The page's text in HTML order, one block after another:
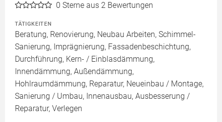
0 Sterne aus 2 Bewertungen
TÄTIGKEITEN
Beratung, Renovierung, Neubau Arbeiten, Schimmel-
Sanierung, Imprägnierung, Fassadenbeschichtung,
Durchführung, Kern- / Einblasdämmung,
Innendämmung, Außendämmung,
Hohlraumdämmung, Reparatur, Neueinbau / Montage,
Sanierung / Umbau, Innenausbau, Ausbesserung /
Reparatur, Verlegen